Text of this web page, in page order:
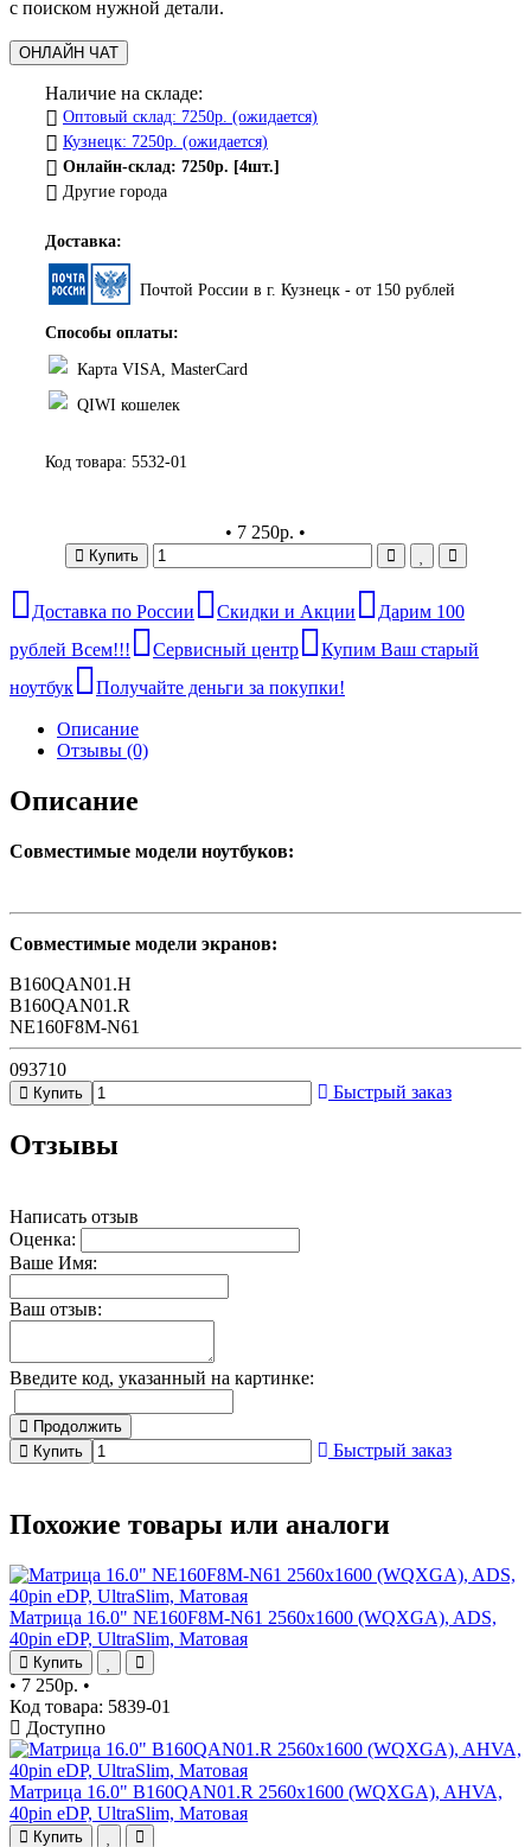
с поиском нужной детали.
ОНЛАЙН ЧАТ
Наличие на складе:
Оптовый склад: 7250р. (ожидается)
Кузнецк: 7250р. (ожидается)
Онлайн-склад: 7250р. [4шт.]
Другие города
Доставка:
Почтой России в г. Кузнецк - от 150 рублей
Способы оплаты:
Карта VISA, MasterCard
QIWI кошелек
Код товара: 5532-01
• 7 250р. •
Купить
Доставка по России Скидки и Акции
Дарим 100
рублей Всем!!!
Сервисный центр
Купим Ваш старый
ноутбук
Получайте деньги за покупки!
Описание
Отзывы (0)
Описание
Совместимые модели ноутбуков:
Совместимые модели экранов:
B160QAN01.H
B160QAN01.R
NE160F8M-N61
093710
Купить Быстрый заказ
Отзывы
Написать отзыв
Оценка:
Ваше Имя:
Ваш отзыв:
Введите код, указанный на картинке:
Продолжить
Купить
Быстрый заказ
Похожие товары или аналоги
Матрица 16.0" NE160F8M-N61 2560x1600 (WQXGA), ADS,
40pin eDP, UltraSlim, Матовая
Купить
• 7 250р. •
Код товара: 5839-01
Доступно
Матрица 16.0" B160QAN01.R 2560x1600 (WQXGA), AHVA,
40pin eDP, UltraSlim, Матовая
Купить